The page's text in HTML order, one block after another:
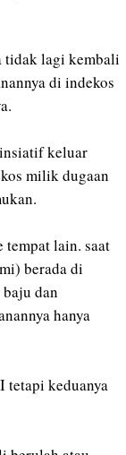
tidak lagi kembali
di indekos
keluar
milik dugaan
tempat lain. saat
berada di
dan
hanya
tetapi keduanya